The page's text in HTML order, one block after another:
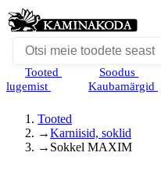
Tooted Soodus
lugemist
Kaubamärgid
Tooted
→Karniisid, soklid
→ Sokkel MAXIM